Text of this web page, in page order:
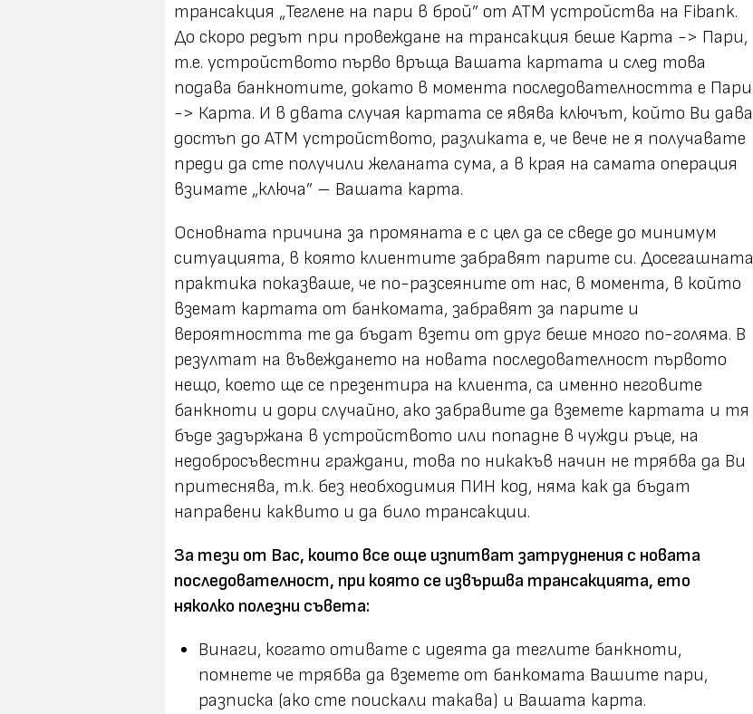
трансакция „Теглене на пари в брой” от АТМ устройства на Fibank.
До скоро редът при провеждане на трансакция беше Карта -> Пари,
т.е. устройството първо връща Вашата картата и след това
подава банкнотите, докато в момента последователността е Пари
-> Карта. И в двата случая картата се явява ключът, който Ви дава
достъп до ATM устройството, разликата е, че вече не я получавате
преди да сте получили желаната сума, а в края на самата операция
взимате „ключа” – Вашата карта.
Основната причина за промяната е с цел да се сведе до минимум
ситуацията, в която клиентите забравят парите си. Досегашната
практика показваше, че по-разсеяните от нас, в момента, в който
вземат картата от банкомата, забравят за парите и
вероятността те да бъдат взети от друг беше много по-голяма. В
резултат на въвеждането на новата последователност първото
нещо, което ще се презентира на клиента, са именно неговите
банкноти и дори случайно, ако забравите да вземете картата и тя
бъде задържана в устройството или попадне в чужди ръце, на
недобросъвестни граждани, това по никакъв начин не трябва да Ви
притеснява, т.к. без необходимия ПИН код, няма как да бъдат
направени каквито и да било трансакции.
За тези от Вас, които все още изпитват затруднения с новата
последователност, при която се извършва трансакцията, ето
няколко полезни съвета:
Винаги, когато отивате с идеята да теглите банкноти,
помнете че трябва да вземете от банкомата Вашите пари,
разписка (ако сте поискали такава) и Вашата карта.